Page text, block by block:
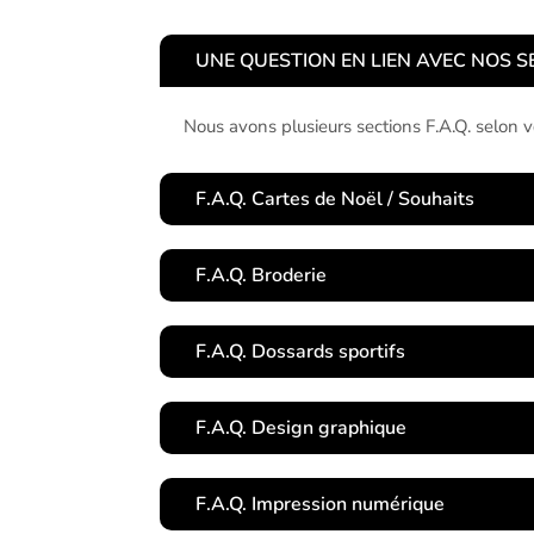
UNE QUESTION EN LIEN AVEC NOS
Nous avons plusieurs sections F.A.Q. selon
F.A.Q. Cartes de Noël / Souhaits
F.A.Q. Broderie
F.A.Q. Dossards sportifs
F.A.Q. Design graphique
F.A.Q. Impression numérique